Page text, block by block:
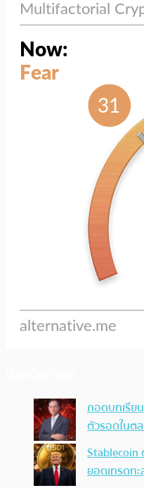
ถอดบทเรีย
ตัวรอดในต
Stablecoin
ยอดเทรดท